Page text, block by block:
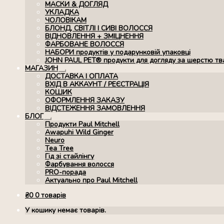
МАСКИ & ДОГЛЯД
УКЛАДКА
ЧОЛОВІКАМ
БЛОНД, СВІТЛІ І СИВІ ВОЛОССЯ
ВІДНОВЛЕННЯ + ЗМІЦНЕННЯ
ФАРБОВАНЕ ВОЛОССЯ
НАБОРИ продуктів у подарунковій упаковці
JOHN PAUL PET® продукти для догляду за шерстю
МАГАЗИН
Розгорнуте
вкладене
меню
ДОСТАВКА І ОПЛАТА
ВХІД В АККАУНТ / РЕЄСТРАЦІЯ
КОШИК
ОФОРМЛЕННЯ ЗАКАЗУ
ВІДСТЕЖЕННЯ ЗАМОВЛЕННЯ
БЛОГ
Розгорнуте
вкладене
меню
Продукти Paul Mitchell
Awapuhi Wild Ginger
Neuro
Tea Tree
Гід зі стайлінгу
Фарбування волосся
PRO-порада
Актуально про Paul Mitchell
₴0 0 товарів
У кошику немає товарів.